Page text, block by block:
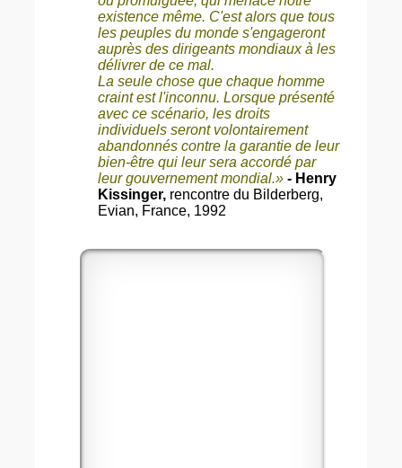
existence même. C'est alors que tous
les peuples du monde s'engageront
auprès des dirigeants mondiaux à les
délivrer de ce mal.
La seule chose que chaque homme
craint est l'inconnu. Lorsque présenté
avec ce scénario, les droits
individuels seront volontairement
abandonnés contre la garantie de leur
bien-être qui leur sera accordé par
leur gouvernement mondial.» - Henry
Kissinger, rencontre du Bilderberg,
Evian, France, 1992